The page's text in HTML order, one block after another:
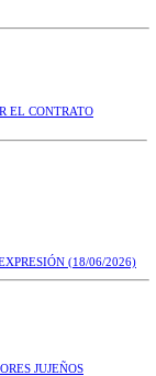
EL CONTRATO
(18/06/2026)
JUJEÑOS